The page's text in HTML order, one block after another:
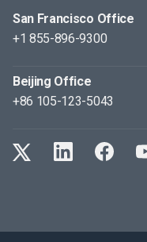
San Francisco Office
+1 855-896-9300
Beijing Office
+86 105-123-5043